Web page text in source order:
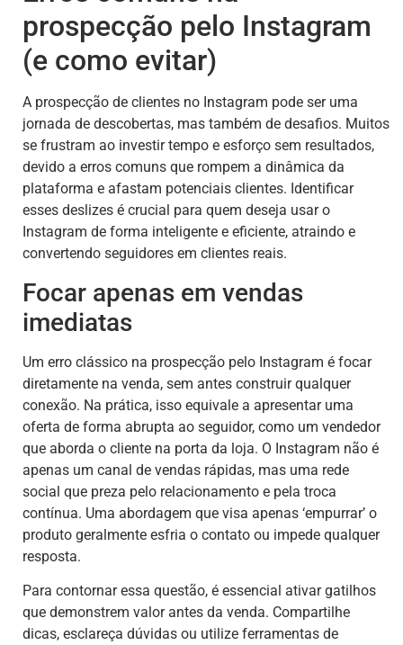
prospecção pelo Instagram
(e como evitar)
A prospecção de clientes no Instagram pode ser uma
jornada de descobertas, mas também de desafios. Muitos
se frustram ao investir tempo e esforço sem resultados,
devido a erros comuns que rompem a dinâmica da
plataforma e afastam potenciais clientes. Identificar
esses deslizes é crucial para quem deseja usar o
Instagram de forma inteligente e eficiente, atraindo e
convertendo seguidores em clientes reais.
Focar apenas em vendas
imediatas
Um erro clássico na prospecção pelo Instagram é focar
diretamente na venda, sem antes construir qualquer
conexão. Na prática, isso equivale a apresentar uma
oferta de forma abrupta ao seguidor, como um vendedor
que aborda o cliente na porta da loja. O Instagram não é
apenas um canal de vendas rápidas, mas uma rede
social que preza pelo relacionamento e pela troca
contínua. Uma abordagem que visa apenas ‘empurrar’ o
produto geralmente esfria o contato ou impede qualquer
resposta.
Para contornar essa questão, é essencial ativar gatilhos
que demonstrem valor antes da venda. Compartilhe
dicas, esclareça dúvidas ou utilize ferramentas de